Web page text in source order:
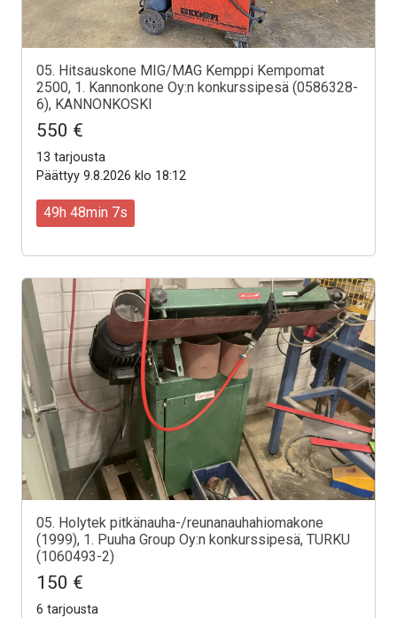
05. Hitsauskone MIG/MAG Kemppi Kempomat
2500, 1. Kannonkone Oy:n konkurssipesä (0586328-
6), KANNONKOSKI
550 €
13 tarjousta
Päättyy 9.8.2026 klo 18:12
49h 48min 5s
05. Holytek pitkänauha-/reunanauhahiomakone
(1999), 1. Puuha Group Oy:n konkurssipesä, TURKU
(1060493-2)
150 €
6 tarjousta